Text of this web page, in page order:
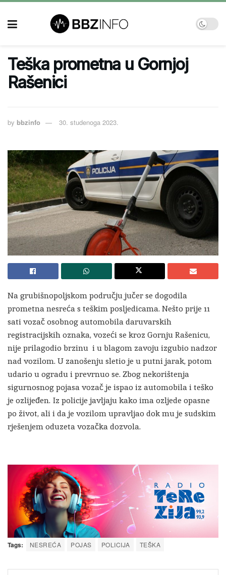
Teška prometna u Gornjoj
Rašenici
by bbzinfo 30. studenoga 2023.
Na grubišnopoljskom području jučer se dogodila
prometna nesreća s teškim posljedicama. Nešto prije 11
sati vozač osobnog automobila daruvarskih
registracijskih oznaka, vozeći se kroz Gornju Rašenicu,
nije prilagodio brzinu i u blagom zavoju izgubio nadzor
nad vozilom. U zanošenju sletio je u putni jarak, potom
udario u ogradu i prevrnuo se. Zbog nekorištenja
sigurnosnog pojasa vozač je ispao iz automobila i teško
je ozlijeđen. Iz policije javljaju kako ima ozljede opasne
po život, ali i da je vozilom upravljao dok mu je sudskim
rješenjem oduzeta vozačka dozvola.
Tags: NESREĆA POJAS POLICIJA TEŠKA